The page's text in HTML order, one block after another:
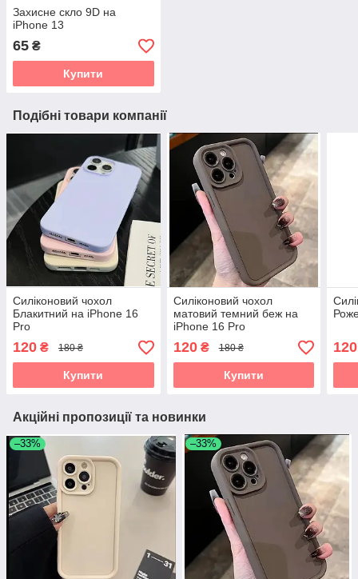
Захисне скло 9D на
iPhone 13
65 ₴
Купити
Подібні товари компанії
Силіконовий чохол
Блакитний на iPhone 16
Pro
120 ₴ 180 ₴
Купити
Силіконовий чохол
матовий темний беж на
iPhone 16 Pro
120₴ 180 ₴
Купити
120
Акційні пропозиції та новинки
–33% –33%